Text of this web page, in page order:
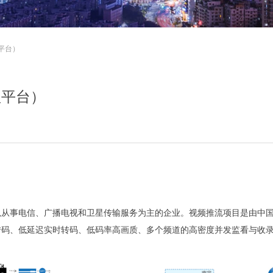
台）
事电信、广播电视和卫星传输服务为主的企业。视频推流项目是由中
、低延迟实时转码、低码率高画质、多个频道的高密度并发监看与收
）